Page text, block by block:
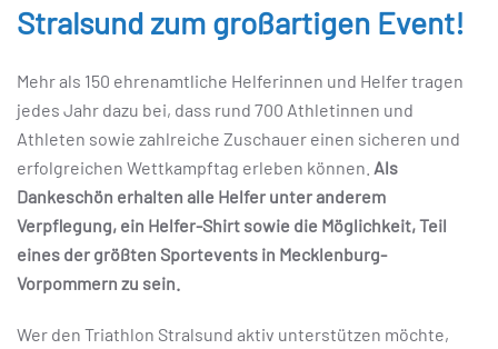
Stralsund zum großartigen Event!
Mehr als 150 ehrenamtliche Helferinnen und Helfer tragen
jedes Jahr dazu bei, dass rund 700 Athletinnen und
Athleten sowie zahlreiche Zuschauer einen sicheren und
erfolgreichen Wettkampftag erleben können. Als
Dankeschön erhalten alle Helfer unter anderem
Verpflegung, ein Helfer-Shirt sowie die Möglichkeit, Teil
eines der größten Sportevents in Mecklenburg-
Vorpommern zu sein.
Wer den Triathlon Stralsund aktiv unterstützen möchte,